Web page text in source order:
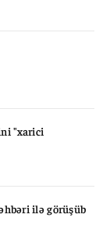
"xarici
ilə görüşüb